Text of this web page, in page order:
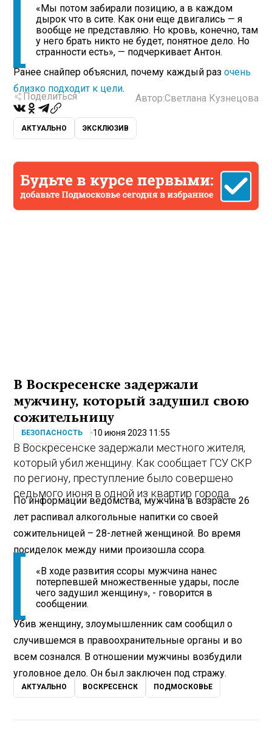
«Мы потом забирали позицию, а в каждом
дырок что в сите. Как они еще двигались — я
вообще не представляю. Но кровь, конечно, там
у него брать никто не будет, понятное дело. Но
странности есть», — подчеркивает Антон.
Ранее снайпер объяснил, почему каждый разочень
близко подходит к цели.
Поделиться Автор:Светлана Кузнецова
АКТУАЛЬНО ЭКСКЛЮЗИВ
В Воскресенске задержали
мужчину, который задушил свою
сожительницу
БЕЗОПАСНОСТЬ 10 июня 2023 11:55
В Воскресенске задержали местного жителя,
который убил женщину. Как сообщает ГСУ СКР
по региону, преступление было совершено
седьмого июня в одной из квартир города.
По информации ведомства, мужчина в возрасте 26
лет распивал алкогольные напитки со своей
сожительницей – 28-летней женщиной. Во время
посиделок между ними произошла ссора.
«В ходе развития ссоры мужчина нанес
потерпевшей множественные удары, после
чего задушил женщину», - говорится в
сообщении.
Убив женщину, злоумышленник сам сообщил о
случившемся в правоохранительные органы и во
всем сознался. В отношении мужчины возбудили
уголовное дело. Он был заключен под стражу.
АКТУАЛЬНО ВОСКРЕСЕНСК ПОДМОСКОВЬЕ